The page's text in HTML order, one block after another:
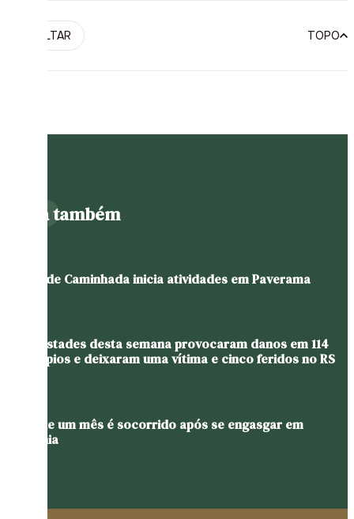
VOLTAR TOPO
Leia também
Grupo de Caminhada inicia atividades em Paverama
Tempestades desta semana provocaram danos em 114
municípios e deixaram uma vítima e cinco feridos no RS
Bebê de um mês é socorrido após se engasgar em
Teutônia